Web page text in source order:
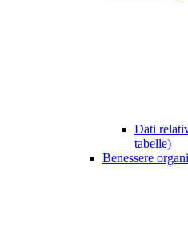
Dati
tabelle)
Benessere